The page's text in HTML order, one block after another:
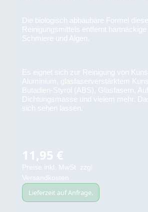
Die biologisch abbaubare Formel
Reinigungsmittels entfernt
Schmiere und Algen.
Es eignet sich zur Reinigung von
Aluminium, glasfaserverstärktem
Butadien-Styrol (ABS), Glasfasern,
Dichtungsmasse und vielem mehr.
sich sehen lassen.
Regulärer Preis:
11,95 €
Preise inkl. MwSt. zzgl.
Versandkosten
Lieferzeit auf Anfrage.